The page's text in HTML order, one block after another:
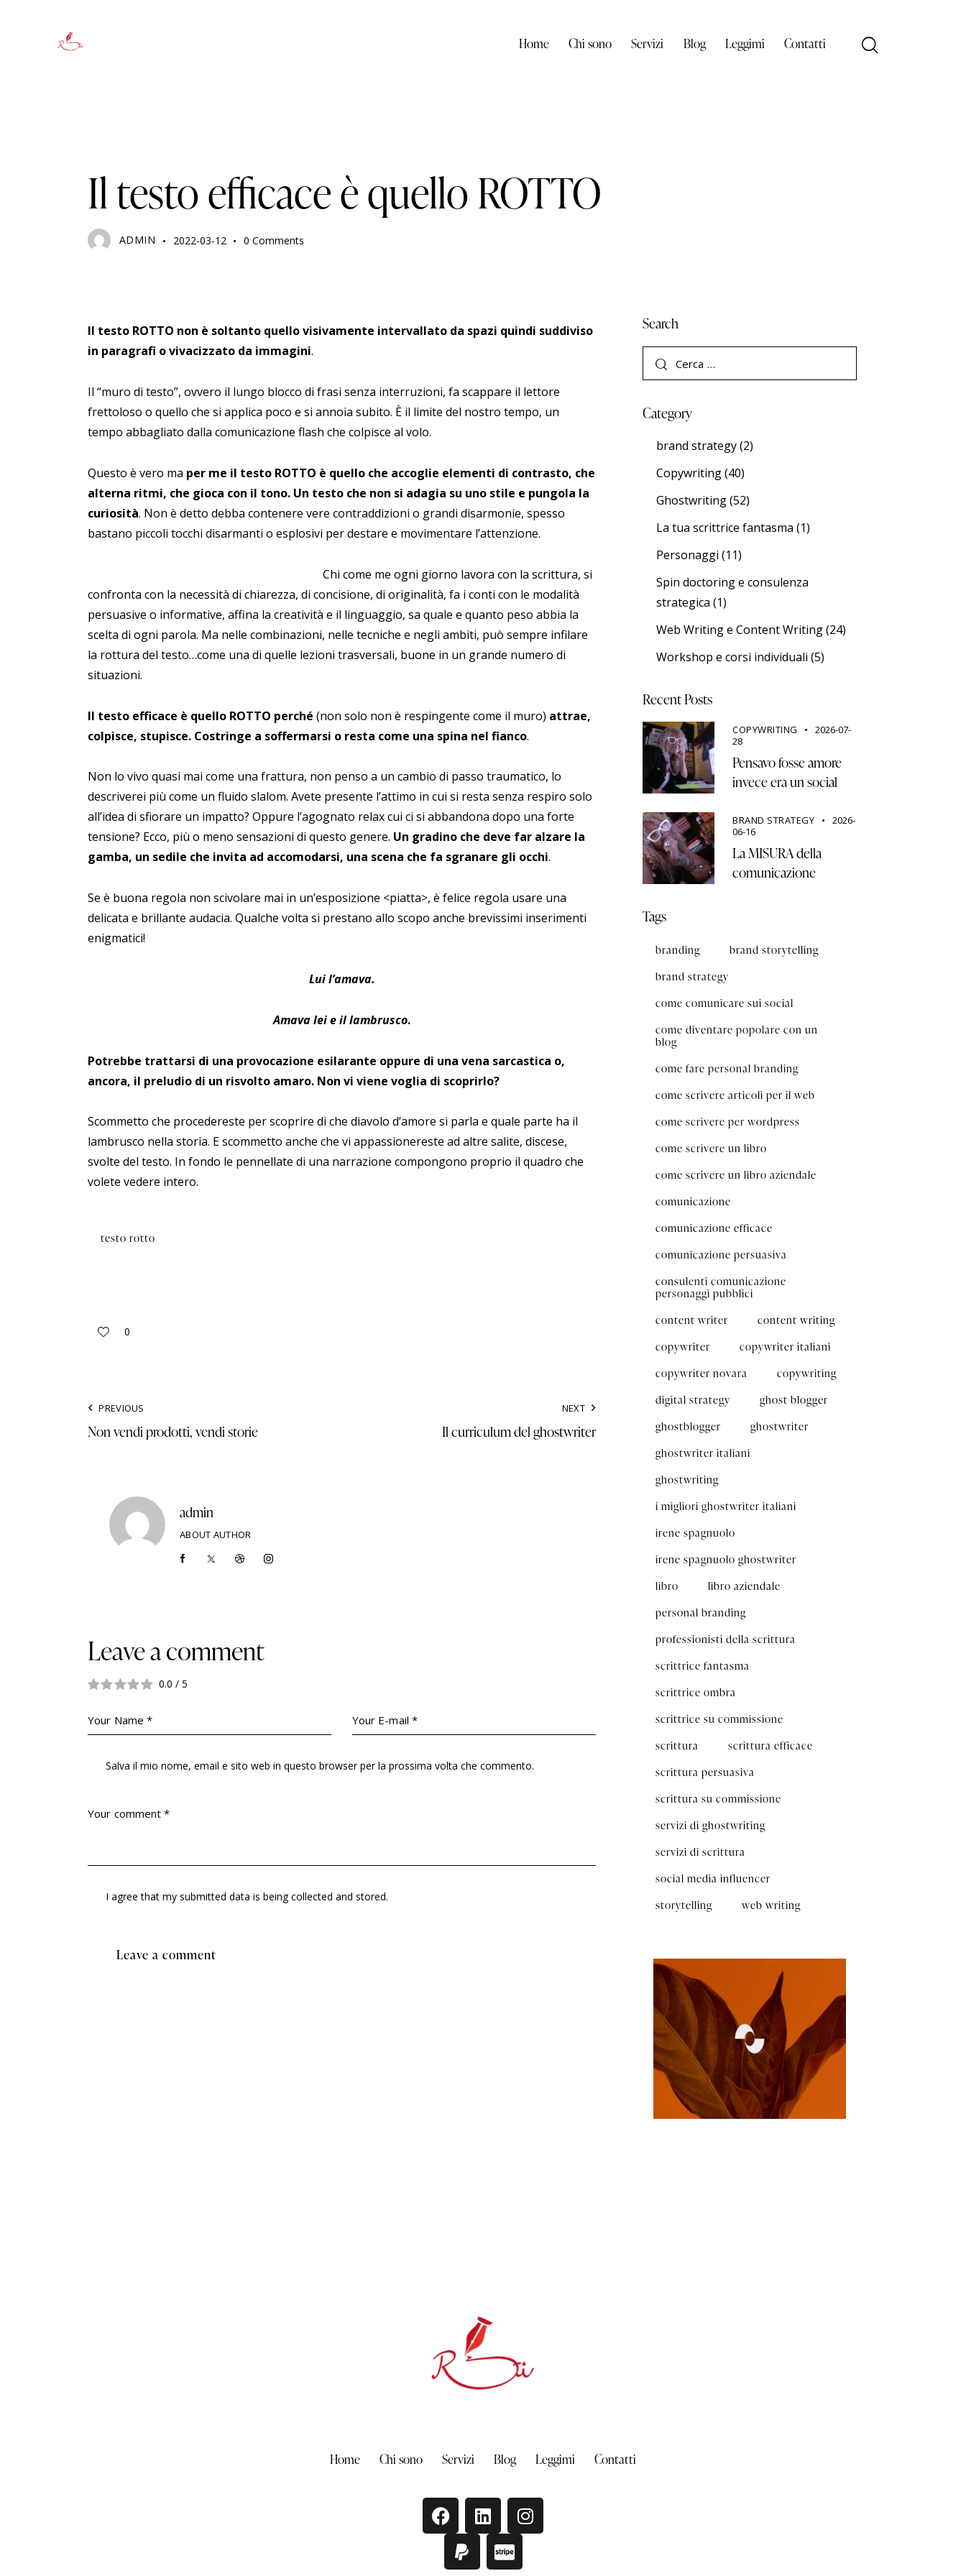
Home Chi sono Servizi Blog Leggimi Contatti
Il testo efficace è quello ROTTO
ADMIN 2022-03-12 0 Comments
Il testo ROTTO non è soltanto quello visivamente intervallato da spazi quindi suddiviso
in paragrafi o vivacizzato da immagini.
Il “muro di testo”, ovvero il lungo blocco di frasi senza interruzioni, fa scappare il lettore
frettoloso o quello che si applica poco e si annoia subito. È il limite del nostro tempo, un
tempo abbagliato dalla comunicazione flash che colpisce al volo.
Questo è vero ma per me il testo ROTTO è quello che accoglie elementi di contrasto, che
alterna ritmi, che gioca con il tono. Un testo che non si adagia su uno stile e pungola la
curiosità. Non è detto debba contenere vere contraddizioni o grandi disarmonie, spesso
bastano piccoli tocchi disarmanti o esplosivi per destare e movimentare l’attenzione.
Chi come me ogni giorno lavora con la scrittura, si
confronta con la necessità di chiarezza, di concisione, di originalità, fa i conti con le modalità
persuasive o informative, affina la creatività e il linguaggio, sa quale e quanto peso abbia la
scelta di ogni parola. Ma nelle combinazioni, nelle tecniche e negli ambiti, può sempre infilare
la rottura del testo…come una di quelle lezioni trasversali, buone in un grande numero di
situazioni.
Il testo efficace è quello ROTTO perché (non solo non è respingente come il muro) attrae,
colpisce, stupisce. Costringe a soffermarsi o resta come una spina nel fianco.
Non lo vivo quasi mai come una frattura, non penso a un cambio di passo traumatico, lo
descriverei più come un fluido slalom. Avete presente l’attimo in cui si resta senza respiro solo
all’idea di sfiorare un impatto? Oppure l’agognato relax cui ci si abbandona dopo una forte
tensione? Ecco, più o meno sensazioni di questo genere. Un gradino che deve far alzare la
gamba, un sedile che invita ad accomodarsi, una scena che fa sgranare gli occhi.
Se è buona regola non scivolare mai in un’esposizione <piatta>, è felice regola usare una
delicata e brillante audacia. Qualche volta si prestano allo scopo anche brevissimi inserimenti
enigmatici!
Lui l’amava.
Amava lei e il lambrusco.
Potrebbe trattarsi di una provocazione esilarante oppure di una vena sarcastica o,
ancora, il preludio di un risvolto amaro. Non vi viene voglia di scoprirlo?
Scommetto che procedereste per scoprire di che diavolo d’amore si parla e quale parte ha il
lambrusco nella storia. E scommetto anche che vi appassionereste ad altre salite, discese,
svolte del testo. In fondo le pennellate di una narrazione compongono proprio il quadro che
volete vedere intero.
testo rotto
0
PREVIOUS
Non vendi prodotti, vendi storie
NEXT
Il curriculum del ghostwriter
admin
ABOUT AUTHOR
Leave a comment
0.0 / 5
Salva il mio nome, email e sito web in questo browser per la prossima volta che commento.
I agree that my submitted data is beingcollected and stored.
Search
Category
brand strategy(2)
Copywriting(40)
Ghostwriting(52)
La tua scrittrice fantasma (1)
Personaggi (11)
Spin doctoring e consulenza
strategica (1)
Web Writing e Content Writing(24)
Workshop e corsi individuali (5)
Recent Posts
COPYWRITING
2026-07-
28
Pensavo fosse amore
invece era un social
BRAND STRATEGY
2026-
06-16
La MISURA della
comunicazione
Tags
branding
brand storytelling
brand strategy
come comunicare sui social
come diventare popolare con un
blog
come fare personal branding
come scrivere articoli per il web
come scrivere per wordpress
come scrivere un libro
come scrivere un libro aziendale
comunicazione
comunicazione efficace
comunicazione persuasiva
consulenti comunicazione
personaggi pubblici
content writer
content writing
copywriter
copywriter italiani
copywriter novara
copywriting
digital strategy
ghost blogger
ghostblogger
ghostwriter
ghostwriter italiani
ghostwriting
i migliori ghostwriter italiani
irene spagnuolo
irene spagnuolo ghostwriter
libro
libro aziendale
personal branding
professionisti della scrittura
scrittrice fantasma
scrittrice ombra
scrittrice su commissione
scrittura
scrittura efficace
scrittura persuasiva
scrittura su commissione
servizi di ghostwriting
servizi di scrittura
social media influencer
storytelling
web writing
Home Chi sono Servizi Blog Leggimi Contatti